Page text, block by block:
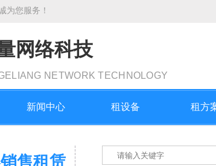
为您服务！
网络科技
NETWORK TECHNOLOGY
新闻中心 租设备 租方
售租赁